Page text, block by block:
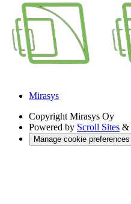
Mirasys
Copyright Mirasys Oy
Powered by Scroll Sites &
Manage cookie preferences